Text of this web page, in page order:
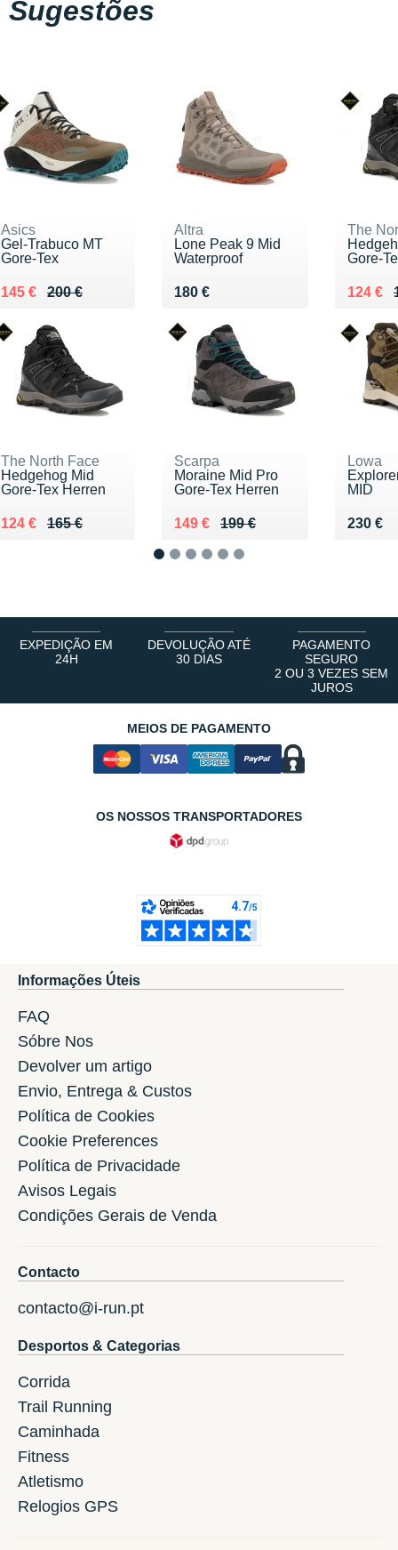
Sugestões
Asics
Gel-Trabuco MT
Gore-Tex
200 €
Au lieu de 200 €
145 €
Vendu 145 €
Altra
Lone Peak 9 Mid
Waterproof
180 €
Vendu 180 €
The
Gore-
Au lieu
124 €
Vendu
The North Face
Hedgehog Mid
Gore-Tex Herren
165 €
Au lieu de 165 €
124 €
Vendu 124 €
Scarpa
Moraine Mid Pro
Gore-Tex Herren
199 €
Au lieu de 199 €
149 €
Vendu 149 €
Lowa
MID
230 €
Vendu
EXPEDIÇÃO EM
24H
DEVOLUÇÃO ATÉ
30 DIAS
PAGAMENTO
SEGURO
2 OU 3 VEZES SEM
JUROS
MEIOS DE PAGAMENTO
OS NOSSOS TRANSPORTADORES
Informações Úteis
FAQ
Sóbre Nos
Devolver um artigo
Envio, Entrega & Custos
Política de Cookies
Cookie Preferences
Política de Privacidade
Avisos Legais
Condições Gerais de Venda
Contacto
contacto@i-run.pt
Desportos & Categorias
Corrida
Trail Running
Caminhada
Fitness
Atletismo
Relogios GPS